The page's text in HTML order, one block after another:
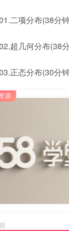
二项分布(38分
超几何分布(38
正态分布(30分
源